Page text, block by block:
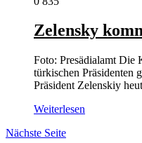
Zelensky
Foto: Presädialamt Die
türkischen Präsidenten
Präsident Zelenskiy
Weiterlesen
Nächste Seite